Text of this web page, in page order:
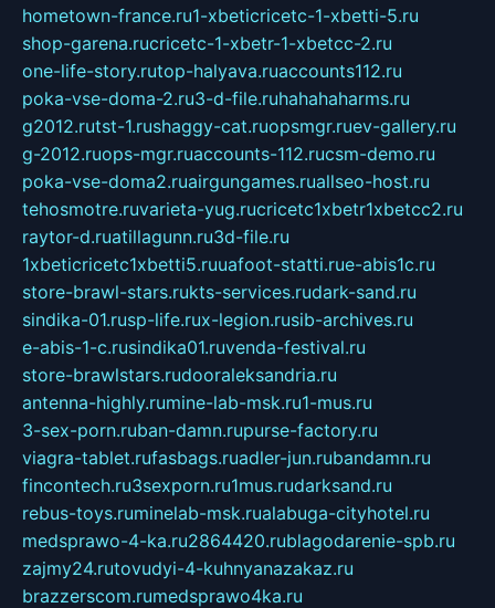
hometown-france.ru1-xbeticricetc-1-xbetti-5.ru
shop-garena.rucricetc-1-xbetr-1-xbetcc-2.ru
one-life-story.rutop-halyava.ruaccounts112.ru
poka-vse-doma-2.ru3-d-file.ruhahahaharms.ru
g2012.rutst-1.rushaggy-cat.ruopsmgr.ruev-gallery.ru
g-2012.ruops-mgr.ruaccounts-112.rucsm-demo.ru
poka-vse-doma2.ruairgungames.ruallseo-host.ru
tehosmotre.ruvarieta-yug.rucricetc1xbetr1xbetcc2.ru
raytor-d.ruatillagunn.ru3d-file.ru
1xbeticricetc1xbetti5.ruuafoot-statti.rue-abis1c.ru
store-brawl-stars.rukts-services.rudark-sand.ru
sindika-01.rusp-life.rux-legion.rusib-archives.ru
e-abis-1-c.rusindika01.ruvenda-festival.ru
store-brawlstars.rudooraleksandria.ru
antenna-highly.rumine-lab-msk.ru1-mus.ru
3-sex-porn.ruban-damn.rupurse-factory.ru
viagra-tablet.rufasbags.ruadler-jun.rubandamn.ru
fincontech.ru3sexporn.ru1mus.rudarksand.ru
rebus-toys.ruminelab-msk.rualabuga-cityhotel.ru
medsprawo-4-ka.ru2864420.rublagodarenie-spb.ru
zajmy24.rutovudyi-4-kuhnyanazakaz.ru
brazzerscom.rumedsprawo4ka.ru